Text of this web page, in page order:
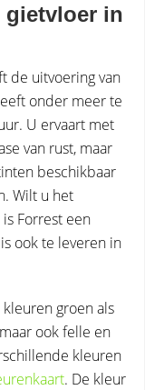
gietvloer in
de uitvoering van
onder meer te
U ervaart met
van rust, maar
beschikbaar
Wilt u het
Forrest een
ook te leveren in
groen als
ook felle en
kleuren
. De kleur